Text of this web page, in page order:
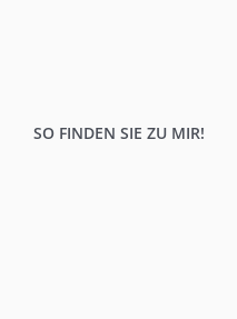
SO FINDEN SIE ZU MIR!